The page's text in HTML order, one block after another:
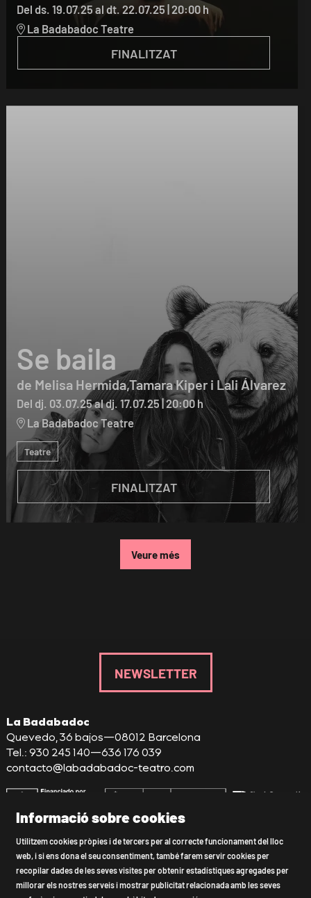
FINALITZAT
Del ds. 19.07.25al dt. 22.07.25|20:00 h
La Badabadoc Teatre
FINALITZAT
Se baila
de Melisa Hermida,Tamara Kiper i Lali Álvarez
Del dj. 03.07.25al dj. 17.07.25|20:00 h
La Badabadoc Teatre
Teatre
Veure més
NEWSLETTER
La Badabadoc
Quevedo, 36 bajos—08012 Barcelona
Tel.: 930 245 140—636 176 039
contacto@labadabadoc-teatro.com
Sitemap | Avís Legal | Ús de Cookies |
Política de privacitat | Declaració d'accessibilitat |
Contactar
Informació sobre cookies
Utilitzem cookies pròpies i de tercers per al correcte funcionament del lloc
web, i si ens dona el seu consentiment, també farem servir cookies per
recopilar dades de les seves visites per obtenir estadístiques agregades per
millorar els nostres serveis i mostrar publicitat relacionada amb les seves